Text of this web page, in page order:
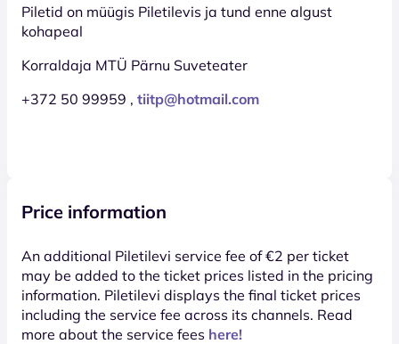
Piletid on müügis Piletilevis ja tund enne algust
kohapeal
Korraldaja MTÜ Pärnu Suveteater
+372 50 99959 , tiitp@hotmail.com
Price information
An additional Piletilevi service fee of €2 per ticket
may be added to the ticket prices listed in the pricing
information. Piletilevi displays the final ticket prices
including the service fee across its channels. Read
more about the service fees here!